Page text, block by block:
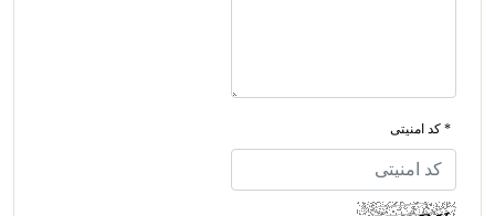
* کد امنیتی